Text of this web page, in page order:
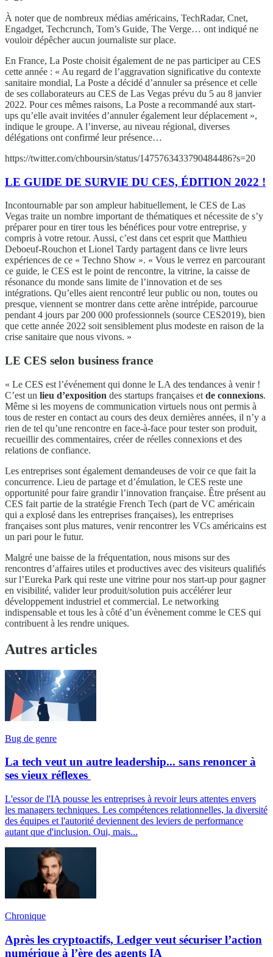
À noter que de nombreux médias américains, TechRadar, Cnet,
Engadget, Techcrunch, Tom’s Guide, The Verge… ont indiqué ne
vouloir dépêcher aucun journaliste sur place.
En France, La Poste choisit également de ne pas participer au CES
cette année : « Au regard de l’aggravation significative du contexte
sanitaire mondial, La Poste a décidé d’annuler sa présence et celle
de ses collaborateurs au CES de Las Vegas prévu du 5 au 8 janvier
2022. Pour ces mêmes raisons, La Poste a recommandé aux start-
ups qu’elle avait invitées d’annuler également leur déplacement »,
indique le groupe. A l’inverse, au niveau régional, diverses
délégations ont confirmé leur présence…
https://twitter.com/chboursin/status/1475763433790484486?s=20
LE GUIDE DE SURVIE DU CES, ÉDITION 2022 !
Incontournable par son ampleur habituellement, le CES de Las
Vegas traite un nombre important de thématiques et nécessite de s’y
préparer pour en tirer tous les bénéfices pour votre entreprise, y
compris à votre retour. Aussi, c’est dans cet esprit que Matthieu
Deboeuf-Rouchon et Lionel Tardy partagent dans ce livre leurs
expériences de ce « Techno Show ». « Vous le verrez en parcourant
ce guide, le CES est le point de rencontre, la vitrine, la caisse de
résonance du monde sans limite de l’innovation et de ses
intégrations. Qu’elles aient rencontré leur public ou non, toutes ou
presque, viennent se montrer dans cette arène intrépide, parcourue
pendant 4 jours par 200 000 professionnels (source CES2019), bien
que cette année 2022 soit sensiblement plus modeste en raison de la
crise sanitaire que nous vivons. »
LE CES selon business france
« Le CES est l’événement qui donne le LA des tendances à venir !
C’est un lieu d’exposition des startups françaises et de connexions.
Même si les moyens de communication virtuels nous ont permis à
tous de rester en contact au cours des deux dernières années, il n’y a
rien de tel qu’une rencontre en face-à-face pour tester son produit,
recueillir des commentaires, créer de réelles connexions et des
relations de confiance.
Les entreprises sont également demandeuses de voir ce que fait la
concurrence. Lieu de partage et d’émulation, le CES reste une
opportunité pour faire grandir l’innovation française. Être présent au
CES fait partie de la stratégie French Tech (part de VC américain
qui a explosé dans les entreprises françaises), les entreprises
françaises sont plus matures, venir rencontrer les VCs américains est
un pari pour le futur.
Malgré une baisse de la fréquentation, nous misons sur des
rencontres d’affaires utiles et productives avec des visiteurs qualifiés
sur l’Eureka Park qui reste une vitrine pour nos start-up pour gagner
en visibilité, valider leur produit/solution puis accélérer leur
développement industriel et commercial. Le networking
indispensable et tous les à côté d’un évènement comme le CES qui
contribuent à les rendre uniques.
Autres articles
Bug de genre
La tech veut un autre leadership... sans renoncer à
ses vieux réflexes
L'essor de l'IA pousse les entreprises à revoir leurs attentes envers
les managers techniques. Les compétences relationnelles, la diversité
des équipes et l'autorité deviennent des leviers de performance
autant que d'inclusion. Oui, mais...
Chronique
Après les cryptoactifs, Ledger veut sécuriser l’action
numérique à l’ère des agents IA